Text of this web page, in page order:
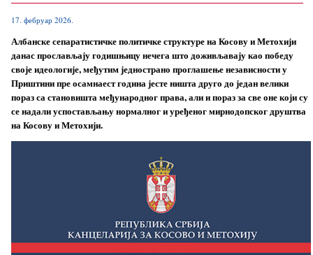
17. фебруар 2026.
Албанске сепаратистичке политичке структуре на Косову и Метохији
данас прослављају годишњицу нечега што доживљавају као победу
своје идеологије, међутим једнострано проглашење независности у
Приштини пре осамнаест година јесте ништа друго до један велики
пораз са становишта међународног права, али и пораз за све оне који су
се надали успостављању нормалног и уређеног мирнодопског друштва
на Косову и Метохији.